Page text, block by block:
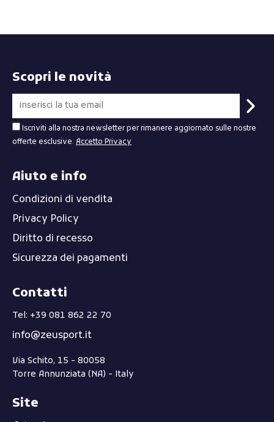
Scopri le novità
Iscriviti alla nostra newsletter per rimanere aggiornato sulle nostre
offerte esclusive. Accetto Privacy
Aiuto e info
Condizioni di vendita
Privacy Policy
Diritto di recesso
Sicurezza dei pagamenti
Contatti
Tel: +39 081 862 22 70
info@zeusport.it
Via Schito, 15 - 80058
Torre Annunziata (NA) - Italy
Site